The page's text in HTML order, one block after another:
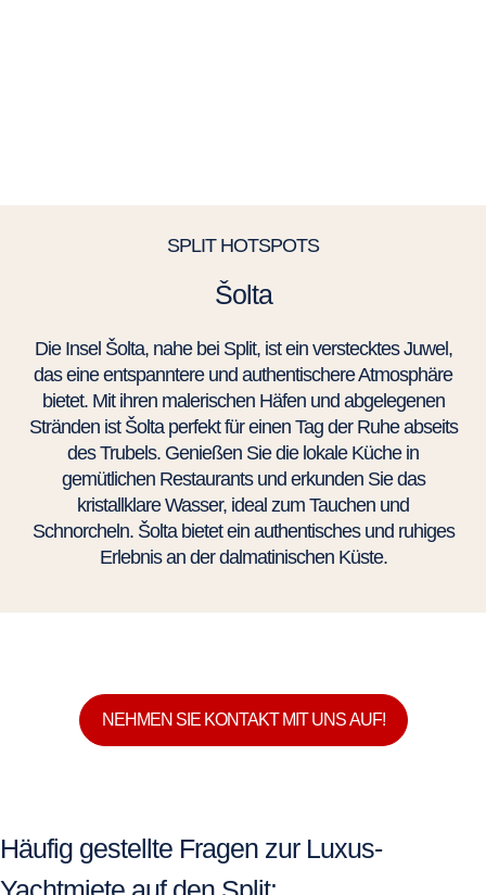
SPLIT HOTSPOTS
Šolta
Die Insel Šolta, nahe bei Split, ist ein verstecktes Juwel,
das eine entspanntere und authentischere Atmosphäre
bietet. Mit ihren malerischen Häfen und abgelegenen
Stränden ist Šolta perfekt für einen Tag der Ruhe abseits
des Trubels. Genießen Sie die lokale Küche in
gemütlichen Restaurants und erkunden Sie das
kristallklare Wasser, ideal zum Tauchen und
Schnorcheln. Šolta bietet ein authentisches und ruhiges
Erlebnis an der dalmatinischen Küste.
NEHMEN SIE KONTAKT MIT UNS AUF!
Häufig gestellte Fragen zur Luxus-